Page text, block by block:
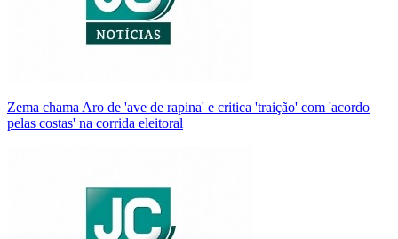
Zema chama Aro de 'ave de rapina' e critica 'traição' com 'acordo
pelas costas' na corrida eleitoral